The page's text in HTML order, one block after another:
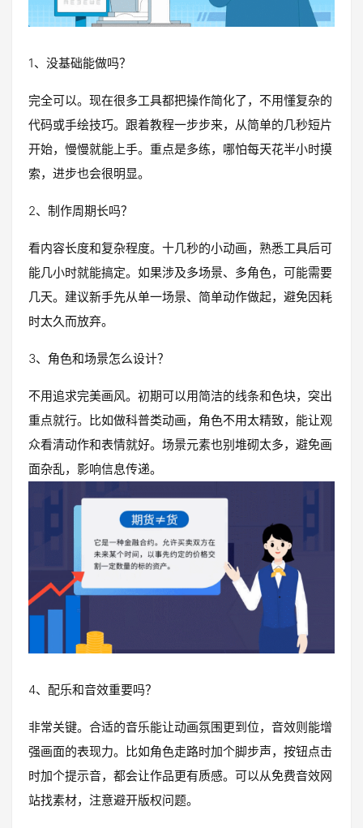
1、没基础能做吗？
完全可以。现在很多工具都把操作简化了，不用懂复杂的
代码或手绘技巧。跟着教程一步步来，从简单的几秒短片
开始，慢慢就能上手。重点是多练，哪怕每天花半小时摸
索，进步也会很明显。
2、制作周期长吗？
看内容长度和复杂程度。十几秒的小动画，熟悉工具后可
能几小时就能搞定。如果涉及多场景、多角色，可能需要
几天。建议新手先从单一场景、简单动作做起，避免因耗
时太久而放弃。
3、角色和场景怎么设计？
不用追求完美画风。初期可以用简洁的线条和色块，突出
重点就行。比如做科普类动画，角色不用太精致，能让观
众看清动作和表情就好。场景元素也别堆砌太多，避免画
面杂乱，影响信息传递。
4、配乐和音效重要吗？
非常关键。合适的音乐能让动画氛围更到位，音效则能增
强画面的表现力。比如角色走路时加个脚步声，按钮点击
时加个提示音，都会让作品更有质感。可以从免费音效网
站找素材，注意避开版权问题。